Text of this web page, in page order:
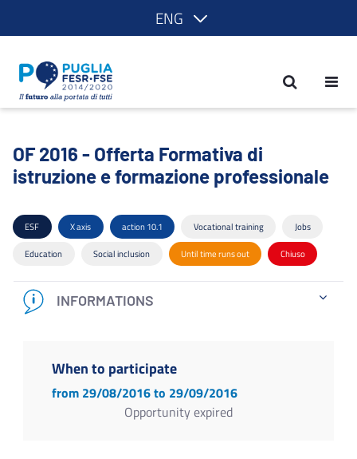
ENG
OF 2016 - Offerta Formativa di
OF 2016 - Offerta Formativa di
istruzione e formazione professionale
ESF X axis action 10.1 Vocational training Jobs
Education Social inclusion Until time runs out Chiuso
INFORMATIONS
When to participate
from 29/08/2016to 29/09/2016
Opportunity expired